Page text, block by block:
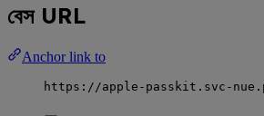
বেস URL
Anchor link to
https://apple-passkit.svc-